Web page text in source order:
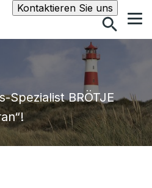
Kontaktieren Sie unsSuche
Spezialist BRÖTJE